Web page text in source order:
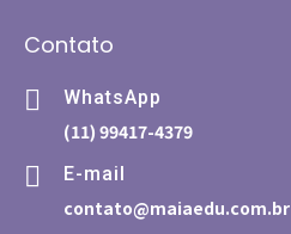
Contato
WhatsApp
(11) 99417-4379
E-mail
contato@maiaedu.com.br